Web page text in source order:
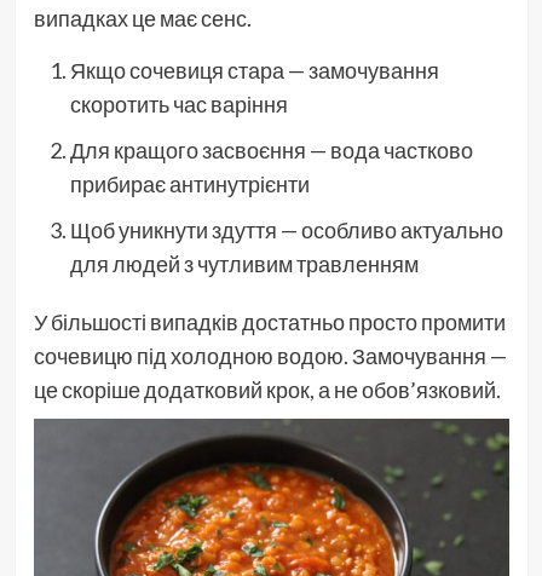
випадках це має сенс.
Якщо сочевиця стара — замочування
скоротить час варіння
Для кращого засвоєння — вода частково
прибирає антинутрієнти
Щоб уникнути здуття — особливо актуально
для людей з чутливим травленням
У більшості випадків достатньо просто промити
сочевицю під холодною водою. Замочування —
це скоріше додатковий крок, а не обов’язковий.